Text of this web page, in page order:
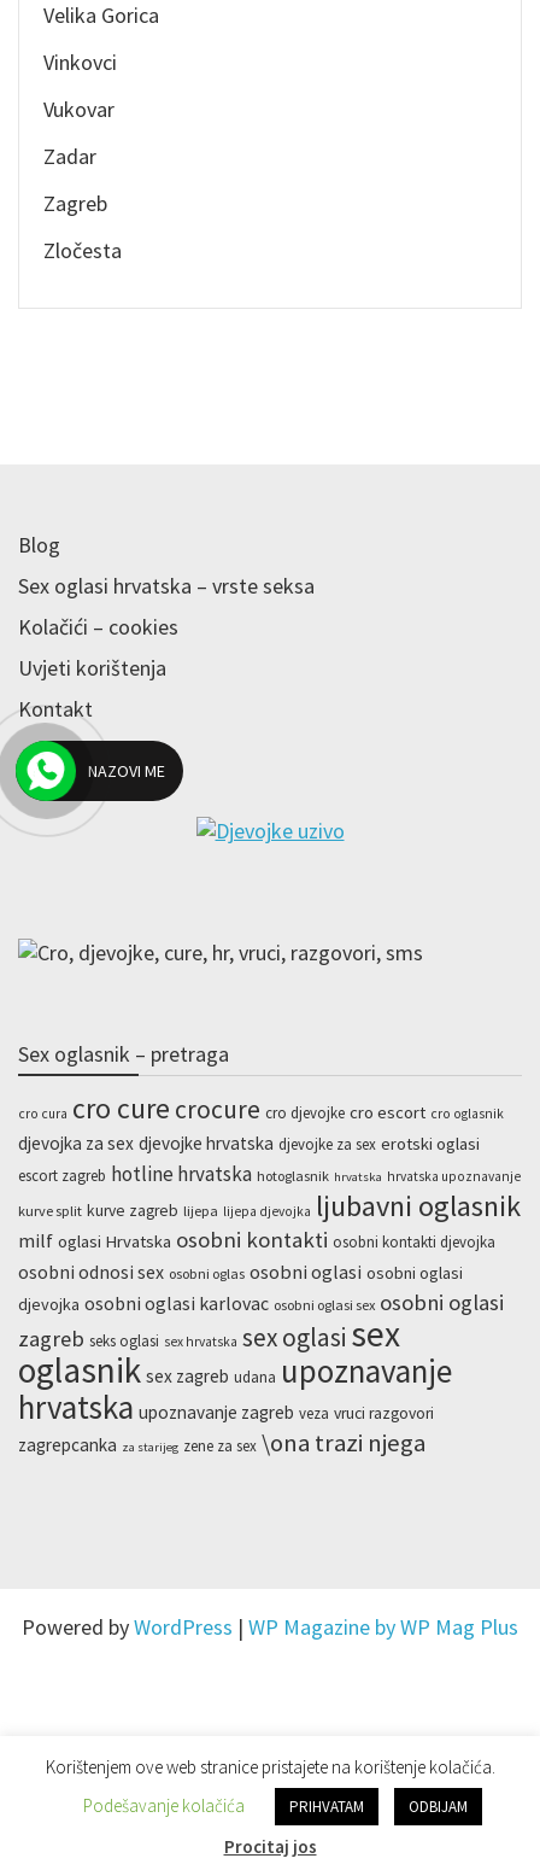
Velika Gorica
Vinkovci
Vukovar
Zadar
Zagreb
Zločesta
Blog
Sex oglasi hrvatska – vrste seksa
Kolačići – cookies
Uvjeti korištenja
Kontakt
Sex oglasnik – pretraga
cro cura cro cure crocure cro djevojke cro escort cro oglasnik
djevojka za sex djevojke hrvatska djevojke za sex erotski oglasi
escort zagreb hotline hrvatska hotoglasnik hrvatska hrvatska upoznavanje
kurve split kurve zagreb lijepa lijepa djevojka ljubavni oglasnik
milf oglasi Hrvatska osobni kontakti osobni kontakti djevojka
osobni odnosi sex osobni oglas osobni oglasi osobni oglasi
djevojka osobni oglasi karlovac osobni oglasi sex osobni oglasi
zagreb seks oglasi sex hrvatska sex oglasi sex
oglasnik sex zagreb udana upoznavanje
hrvatska upoznavanje zagreb veza vruci razgovori
zagrepcanka za starijeg zene za sex \ona trazi njega
Powered byWordPress | WP Magazine by WP Mag Plus
Korištenjem ove web stranice pristajete na korištenje kolačića.
Podešavanje kolačića
PRIHVATAM ODBIJAM
Procitaj jos
NAZOVI ME